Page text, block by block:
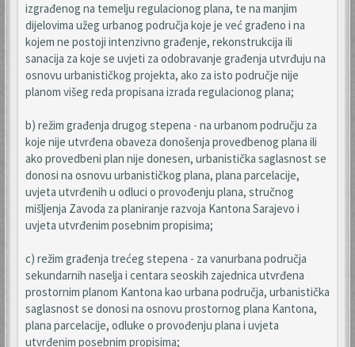
izgrađenog na temelju regulacionog plana, te na manjim
dijelovima užeg urbanog područja koje je već građeno i na
kojem ne postoji intenzivno građenje, rekonstrukcija ili
sanacija za koje se uvjeti za odobravanje građenja utvrđuju na
osnovu urbanističkog projekta, ako za isto područje nije
planom višeg reda propisana izrada regulacionog plana;
b) režim građenja drugog stepena - na urbanom području za
koje nije utvrđena obaveza donošenja provedbenog plana ili
ako provedbeni plan nije donesen, urbanistička saglasnost se
donosi na osnovu urbanističkog plana, plana parcelacije,
uvjeta utvrđenih u odluci o provođenju plana, stručnog
mišljenja Zavoda za planiranje razvoja Kantona Sarajevo i
uvjeta utvrđenim posebnim propisima;
c) režim građenja trećeg stepena - za vanurbana područja
sekundarnih naselja i centara seoskih zajednica utvrđena
prostornim planom Kantona kao urbana područja, urbanistička
saglasnost se donosi na osnovu prostornog plana Kantona,
plana parcelacije, odluke o provođenju plana i uvjeta
utvrđenim posebnim propisima;